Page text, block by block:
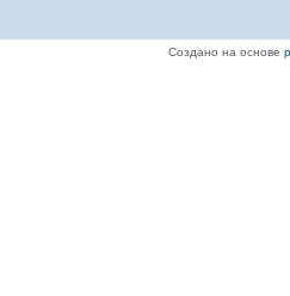
Создано на основе